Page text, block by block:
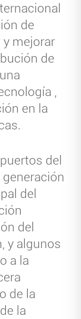
de
mejorar
de
,
en la
del
del
del
y algunos
a la
de la
la